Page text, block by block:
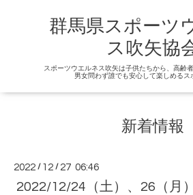
群馬県スポーツ
ス吹矢協
スポーツウエルネス吹矢は子供たちから、高齢
男女問わず誰でも安心して楽しめるス
新着情報
2022 / 12 / 27 06:46
2022/12/24（土）、26（月